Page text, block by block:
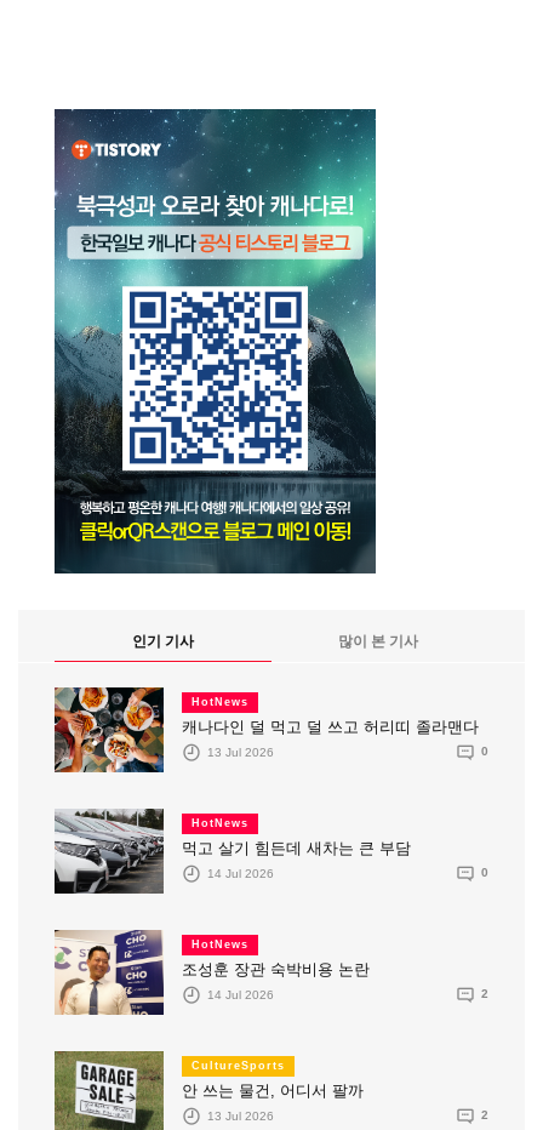
인기 기사 많이 본 기사
HotNews
캐나다인 덜 먹고 덜 쓰고 허리띠 졸라맨다
13 Jul 2026 0
HotNews
먹고 살기 힘든데 새차는 큰 부담
14 Jul 2026 0
HotNews
조성훈 장관 숙박비용 논란
14 Jul 2026 2
CultureSports
안 쓰는 물건, 어디서 팔까
13 Jul 2026 2